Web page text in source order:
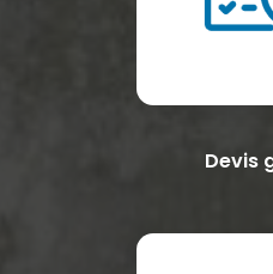
Devis